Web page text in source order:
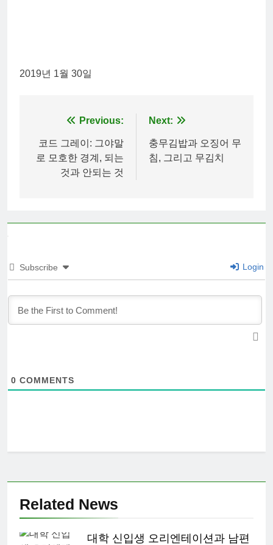
2019년 1월 30일
navigation
Previous:
코드 그레이: 그야말
로 모호한 경계, 되는
것과 안되는 것
Next:
충무김밥과 오징어 무
침, 그리고 무김치
Subscribe Login
0 COMMENTS
Related News
대학 신입생 오리엔테이션과 남편